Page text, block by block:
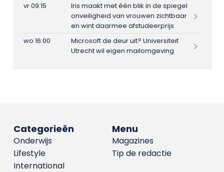
vr 09:15
Iris maakt met één blik in de spiegel
onveiligheid van vrouwen zichtbaar
en wint daarmee afstudeerprijs
wo 16:00
Microsoft de deur uit? Universiteit
Utrecht wil eigen mailomgeving
Menu
Magazines
Tip de redactie
Categorieën
Onderwijs
Lifestyle
International